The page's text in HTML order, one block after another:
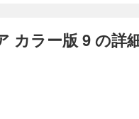
ミア カラー版 16
ルカラー版！】緑谷・切島・麗
、お前は仲間のために体を張れ
カラー版 9 の詳